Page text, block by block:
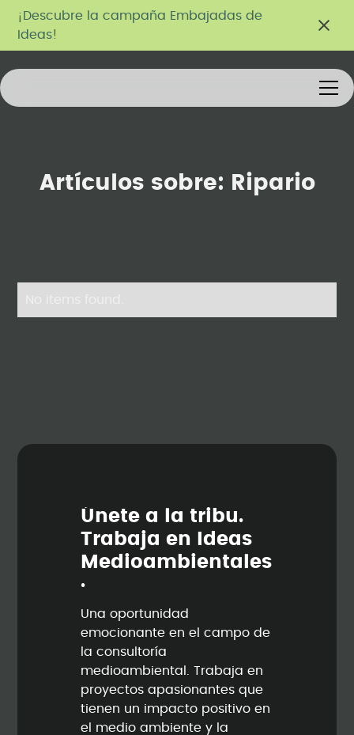
¡Descubre la campaña Embajadas de
Ideas!
Artículos sobre: Ripario
Únete a la tribu.
Trabaja en Ideas
Medioambienta les
.
Una oportunidad
emocionante en el campo de
la consultoría
medioambiental. Trabaja en
proyectos apasionantes que
tienen un impacto positivo en
el medio ambiente y la